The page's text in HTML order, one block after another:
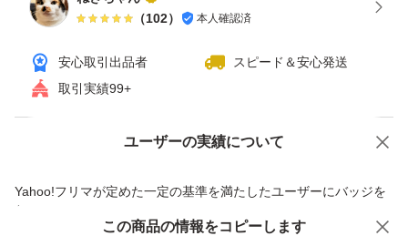
（102） 本人確認済
安心取引出品者
スピード＆安心発送
取引実績99+
ユーザーの実績について
Yahoo!フリマが定めた一定の基準を満たしたユーザーにバッジを
付与しています
価格の相談 商品への質問
この商品の情報をコピーします
この商品をみている人にオススメ